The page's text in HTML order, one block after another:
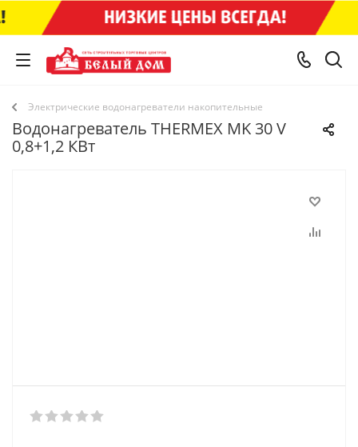
Электрические водонагреватели накопительные
Водонагреватель THERMEX MK 30 V
0,8+1,2 КВт